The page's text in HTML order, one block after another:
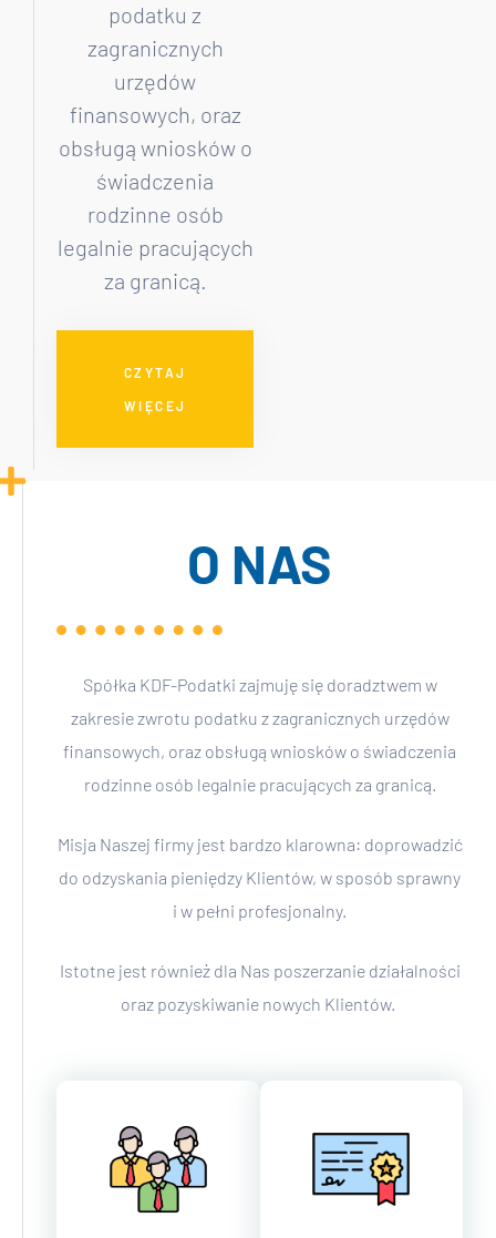
podatku z
zagranicznych
urzędów
finansowych, oraz
obsługą wniosków o
świadczenia
rodzinne osób
legalnie pracujących
za granicą.
CZYTAJ
WIĘCEJ
O NAS
Spółka KDF-Podatki zajmuję się doradztwem w
zakresie zwrotu podatku z zagranicznych urzędów
finansowych, oraz obsługą wniosków o świadczenia
rodzinne osób legalnie pracujących za granicą.
Misja Naszej firmy jest bardzo klarowna: doprowadzić
do odzyskania pieniędzy Klientów, w sposób sprawny
i w pełni profesjonalny.
Istotne jest również dla Nas poszerzanie działalności
oraz pozyskiwanie nowych Klientów.